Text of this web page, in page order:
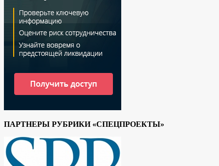
ПАРТНЕРЫ РУБРИКИ «СПЕЦПРОЕКТЫ»